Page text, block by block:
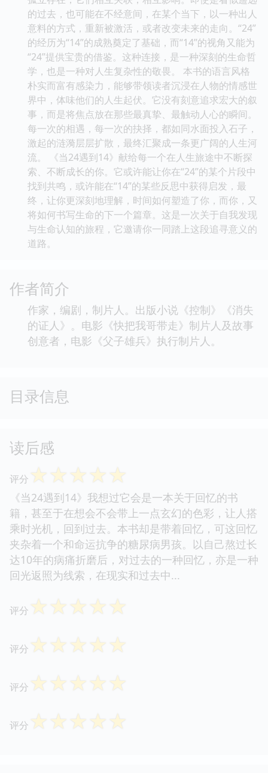
的过去，也可能在不经意间，在某个当下，以一种出人
意料的方式，重新被激活，或者改变未来的走向。“24”
的经历为“14”的成熟奠定了基础，而“14”的视角又能为
“24”提供宝贵的借鉴。这种连接，是一种深刻的生命哲
学，也是一种对人生复杂性的敬畏。 本书的语言风格
朴实而富有感染力，能够带领读者沉浸在人物的情感世
界中，体味他们的人生起伏。它没有刻意追求宏大的叙
事，而是将焦点放在那些最真挚、最触动人心的瞬间。
每一次的相遇，每一次的抉择，都如同水面投入石子，
激起的涟漪层层扩散，最终汇聚成一条更广阔的人生河
流。 《当24遇到14》献给每一个在人生旅途中不断探
索、不断成长的你。它或许能让你在“24”的某个片段中
找到共鸣，或许能在“14”的某些反思中获得启发，最
终，让你更深刻地理解，时间如何塑造了你，而你，又
将如何书写生命的下一个篇章。这是一次关于自我发现
与生命认知的旅程，它邀请你一同踏上这段追寻意义的
道路。
作者简介
作家，编剧，制片人。出版小说《控制》《消失
的证人》。电影《快把我哥带走》制片人及故事
创意者，电影《父子雄兵》执行制片人。
目录信息
读后感
评分 ☆☆☆☆☆
《当24遇到14》我想过它会是一本关于回忆的书
籍，甚至于在想会不会带上一点玄幻的色彩，让人搭
乘时光机，回到过去。本书却是带着回忆，可这回忆
夹杂着一个和命运抗争的糖尿病男孩。以自己熬过长
达10年的病痛折磨后，对过去的一种回忆，亦是一种
回光返照为线索，在现实和过去中...
评分 ☆☆☆☆☆
评分 ☆☆☆☆☆
评分 ☆☆☆☆☆
评分 ☆☆☆☆☆